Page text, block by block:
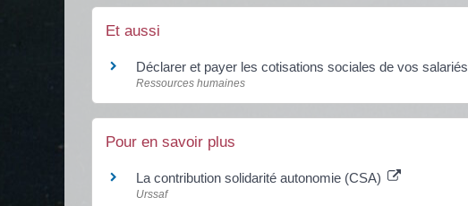
Et aussi
Déclarer et payer les cotisations sociales de vos salariés
Ressources humaines
Pour en savoir plus
La contribution solidarité autonomie (CSA)
Urssaf